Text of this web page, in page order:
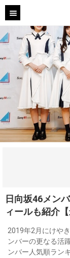
日向坂46メン
ィールも紹介【
2019年2月にけや
ンバーの更なる活
ンバー人気順ラン